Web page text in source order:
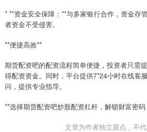
* **资金安全保障：**与多家银行合作，资金存
者资金不受侵害。
**便捷高效**
期货配资吧的配资流程简单便捷，投资者只需
得配资资金。同时，平台提供7*24小时在线客
问，提供专业指导。
**选择期货配资吧炒股配资杠杆，解锁财富密
文章为作者独立观点，不